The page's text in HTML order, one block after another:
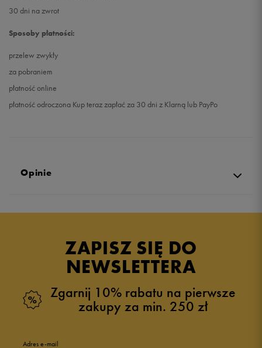
30 dni na zwrot
Sposoby płatności:
przelew zwykły
za pobraniem
płatność online
płatność odroczona Kup teraz zapłać za 30 dni z Klarną lub PayPo
Opinie
ZAPISZ SIĘ DO
NEWSLETTERA
Zgarnij 10% rabatu na pierwsze
zakupy za min. 250 zł
Adres e-mail